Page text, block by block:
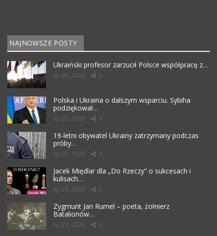
NAJNOWSZE POSTY
Ukraiński profesor zarzucił Polsce współpracę z…
lip 25, 2026 0
Polska i Ukraina o dalszym wsparciu. Sybiha
podziękował…
lip 25, 2026 0
19-letni obywatel Ukrainy zatrzymany podczas
próby…
lip 25, 2026 0
Jacek Międlar dla „Do Rzeczy” o sukcesach i
kulisach…
lip 24, 2026 0
Zygmunt Jan Rumel – poeta, żołnierz
Batalionów…
lip 24, 2026 0